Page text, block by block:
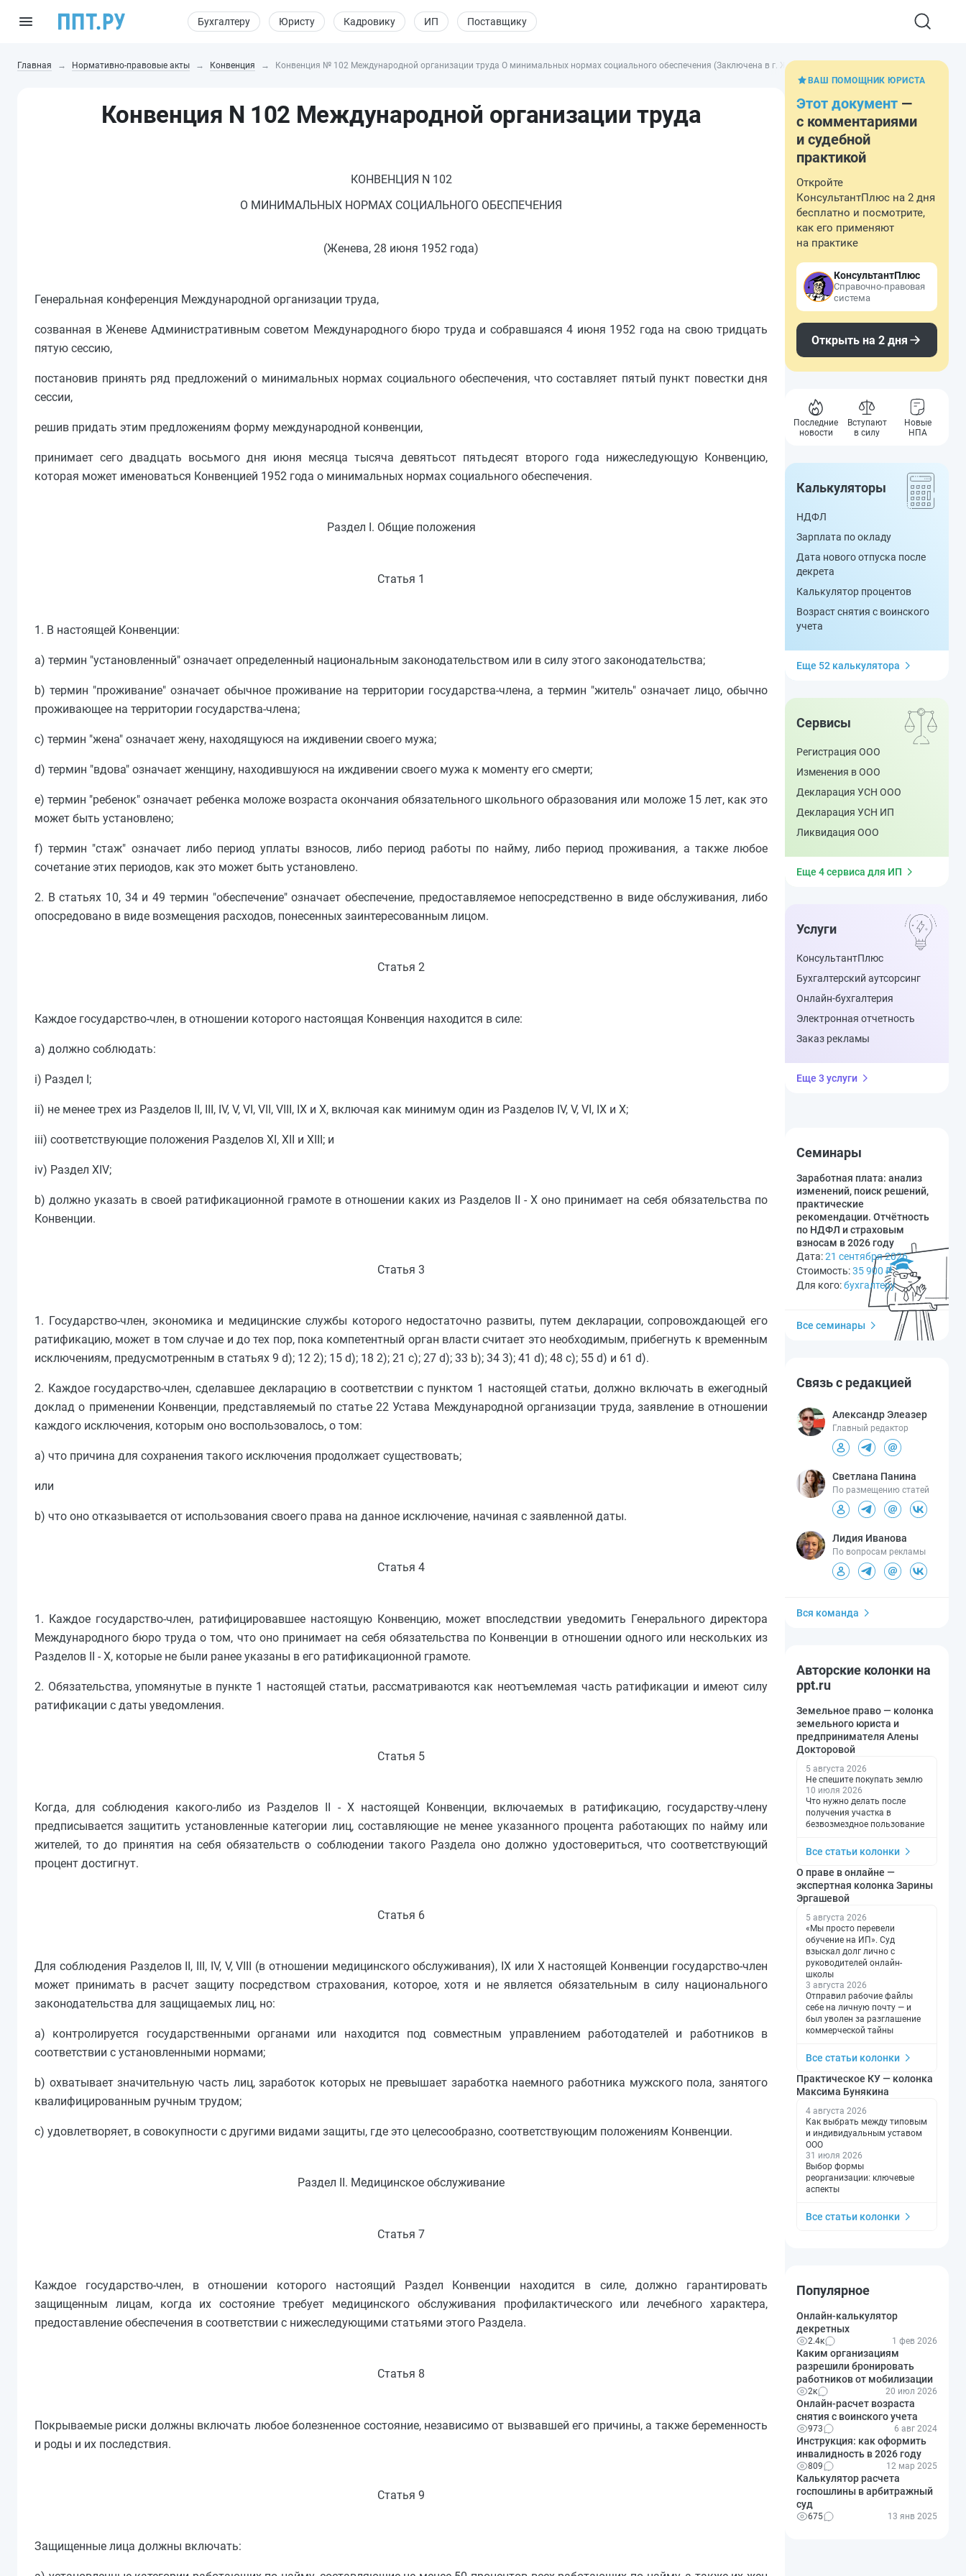
Бухгалтеру Юристу Кадровику ИП Поставщику
Главная Нормативно-правовые акты Конвенция Конвенция № 102 Международной организации труда О минимальных нормах социального обеспечения (Заключена в г. Женеве 28.06.1952)
Конвенция N 102 Международной организации труда
КОНВЕНЦИЯ N 102
О МИНИМАЛЬНЫХ НОРМАХ СОЦИАЛЬНОГО ОБЕСПЕЧЕНИЯ
(Женева, 28 июня 1952 года)
Генеральная конференция Международной организации труда,
созванная в Женеве Административным советом Международного бюро труда и собравшаяся 4 июня 1952 года на свою тридцать
пятую сессию,
постановив принять ряд предложений о минимальных нормах социального обеспечения, что составляет пятый пункт повестки дня
сессии,
решив придать этим предложениям форму международной конвенции,
принимает сего двадцать восьмого дня июня месяца тысяча девятьсот пятьдесят второго года нижеследующую Конвенцию,
которая может именоваться Конвенцией 1952 года о минимальных нормах социального обеспечения.
Раздел I. Общие положения
Статья 1
1. В настоящей Конвенции:
a) термин "установленный" означает определенный национальным законодательством или в силу этого законодательства;
b) термин "проживание" означает обычное проживание на территории государства-члена, а термин "житель" означает лицо, обычно
проживающее на территории государства-члена;
c) термин "жена" означает жену, находящуюся на иждивении своего мужа;
d) термин "вдова" означает женщину, находившуюся на иждивении своего мужа к моменту его смерти;
e) термин "ребенок" означает ребенка моложе возраста окончания обязательного школьного образования или моложе 15 лет, как это
может быть установлено;
f) термин "стаж" означает либо период уплаты взносов, либо период работы по найму, либо период проживания, а также любое
сочетание этих периодов, как это может быть установлено.
2. В статьях 10, 34 и 49 термин "обеспечение" означает обеспечение, предоставляемое непосредственно в виде обслуживания, либо
опосредовано в виде возмещения расходов, понесенных заинтересованным лицом.
Статья 2
Каждое государство-член, в отношении которого настоящая Конвенция находится в силе:
a) должно соблюдать:
i) Раздел I;
ii) не менее трех из Разделов II, III, IV, V, VI, VII, VIII, IX и X, включая как минимум один из Разделов IV, V, VI, IX и X;
iii) соответствующие положения Разделов XI, XII и XIII; и
iv) Раздел XIV;
b) должно указать в своей ратификационной грамоте в отношении каких из Разделов II - X оно принимает на себя обязательства по
Конвенции.
Статья 3
1. Государство-член, экономика и медицинские службы которого недостаточно развиты, путем декларации, сопровождающей его
ратификацию, может в том случае и до тех пор, пока компетентный орган власти считает это необходимым, прибегнуть к временным
исключениям, предусмотренным в статьях 9 d); 12 2); 15 d); 18 2); 21 c); 27 d); 33 b); 34 3); 41 d); 48 c); 55 d) и 61 d).
2. Каждое государство-член, сделавшее декларацию в соответствии с пунктом 1 настоящей статьи, должно включать в ежегодный
доклад о применении Конвенции, представляемый по статье 22 Устава Международной организации труда, заявление в отношении
каждого исключения, которым оно воспользовалось, о том:
a) что причина для сохранения такого исключения продолжает существовать;
или
b) что оно отказывается от использования своего права на данное исключение, начиная с заявленной даты.
Статья 4
1. Каждое государство-член, ратифицировавшее настоящую Конвенцию, может впоследствии уведомить Генерального директора
Международного бюро труда о том, что оно принимает на себя обязательства по Конвенции в отношении одного или нескольких из
Разделов II - X, которые не были ранее указаны в его ратификационной грамоте.
2. Обязательства, упомянутые в пункте 1 настоящей статьи, рассматриваются как неотъемлемая часть ратификации и имеют силу
ратификации с даты уведомления.
Статья 5
Когда, для соблюдения какого-либо из Разделов II - X настоящей Конвенции, включаемых в ратификацию, государству-члену
предписывается защитить установленные категории лиц, составляющие не менее указанного процента работающих по найму или
жителей, то до принятия на себя обязательств о соблюдении такого Раздела оно должно удостовериться, что соответствующий
процент достигнут.
Статья 6
Для соблюдения Разделов II, III, IV, V, VIII (в отношении медицинского обслуживания), IX или X настоящей Конвенции государство-член
может принимать в расчет защиту посредством страхования, которое, хотя и не является обязательным в силу национального
законодательства для защищаемых лиц, но:
a) контролируется государственными органами или находится под совместным управлением работодателей и работников в
соответствии с установленными нормами;
b) охватывает значительную часть лиц, заработок которых не превышает заработка наемного работника мужского пола, занятого
квалифицированным ручным трудом;
c) удовлетворяет, в совокупности с другими видами защиты, где это целесообразно, соответствующим положениям Конвенции.
Раздел II. Медицинское обслуживание
Статья 7
Каждое государство-член, в отношении которого настоящий Раздел Конвенции находится в силе, должно гарантировать
защищенным лицам, когда их состояние требует медицинского обслуживания профилактического или лечебного характера,
предоставление обеспечения в соответствии с нижеследующими статьями этого Раздела.
Статья 8
Покрываемые риски должны включать любое болезненное состояние, независимо от вызвавшей его причины, а также беременность
и роды и их последствия.
Статья 9
Защищенные лица должны включать:
ВАШ ПОМОЩНИК ЮРИСТА
Этот документ —
с комментариями
и судебной
практикой
Откройте
КонсультантПлюс на 2 дня
бесплатно и посмотрите,
как его применяют
на практике
КонсультантПлюс
Справочно-правовая
система
Открыть на 2 дня
Последние
новости
Вступают
в силу
Новые
НПА
Калькуляторы
НДФЛ
Зарплата по окладу
Дата нового отпуска после
декрета
Калькулятор процентов
Возраст снятия с воинского
учета
Еще 52 калькулятора
Сервисы
Регистрация ООО
Изменения в ООО
Декларация УСН ООО
Декларация УСН ИП
Ликвидация ООО
Еще 4 сервиса для ИП
Услуги
КонсультантПлюс
Бухгалтерский аутсорсинг
Онлайн-бухгалтерия
Электронная отчетность
Заказ рекламы
Еще 3 услуги
Семинары
Заработная плата: анализ
изменений, поиск решений,
практические
рекомендации. Отчётность
по НДФЛ и страховым
взносам в 2026 году
Дата:21 сентября 2026
Стоимость:35 900 ₽
Для кого:бухгалтеру
Все семинары
Связь с редакцией
Александр Элеазер
Главный редактор
Светлана Панина
По размещению статей
Лидия Иванова
По вопросам рекламы
Вся команда
Авторские колонки на
ppt.ru
Земельное право — колонка
земельного юриста и
предпринимателя Алены
Докторовой
5 августа 2026
Не спешите покупать землю
10 июля 2026
Что нужно делать после
получения участка в
безвозмездное пользование
Все статьи колонки
О праве в онлайне —
экспертная колонка Зарины
Эргашевой
5 августа 2026
«Мы просто перевели
обучение на ИП». Суд
взыскал долг лично с
руководителей онлайн-
школы
3 августа 2026
Отправил рабочие файлы
себе на личную почту — и
был уволен за разглашение
коммерческой тайны
Все статьи колонки
Практическое КУ — колонка
Максима Бунякина
4 августа 2026
Как выбрать между типовым
и индивидуальным уставом
ООО
31 июля 2026
Выбор формы
реорганизации: ключевые
аспекты
Все статьи колонки
Популярное
Онлайн-калькулятор
декретных
2.4к 1 фев 2026
Каким организациям
разрешили бронировать
работников от мобилизации
2к 20 июл 2026
Онлайн-расчет возраста
снятия с воинского учета
973 6 авг 2024
Инструкция: как оформить
инвалидность в 2026 году
809 12 мар 2025
Калькулятор расчета
госпошлины в арбитражный
суд
675 13 янв 2025